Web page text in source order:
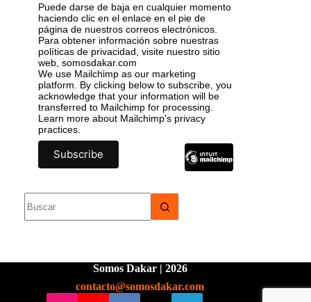
Puede darse de baja en cualquier momento
haciendo clic en el enlace en el pie de
página de nuestros correos electrónicos.
Para obtener información sobre nuestras
políticas de privacidad, visite nuestro sitio
web, somosdakar.com
We use Mailchimp as our marketing
platform. By clicking below to subscribe, you
acknowledge that your information will be
transferred to Mailchimp for processing.
Learn more about Mailchimp's privacy
practices.
Somos Dakar | 2026
contacto@somosdakar.com